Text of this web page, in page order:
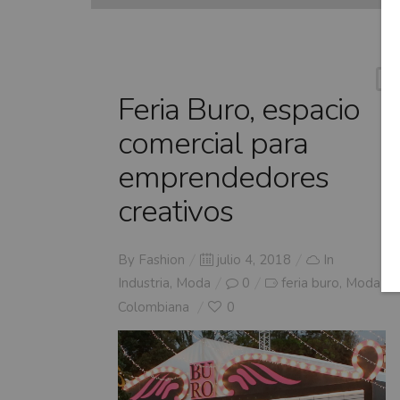
Feria Buro, espacio
comercial para
emprendedores
creativos
By Fashion
Posted
on
julio 4, 2018
In
Industria, Moda 0 feria buro, Moda
Colombiana
0